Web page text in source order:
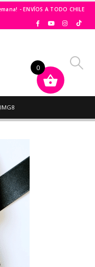
- ENVÍOS A TODO CHILE
0